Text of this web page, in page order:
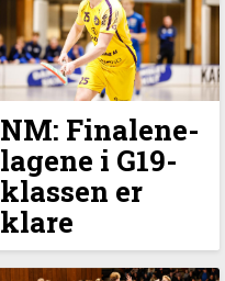
NM: Finalene-
lagene i G19-
klassen er
klare